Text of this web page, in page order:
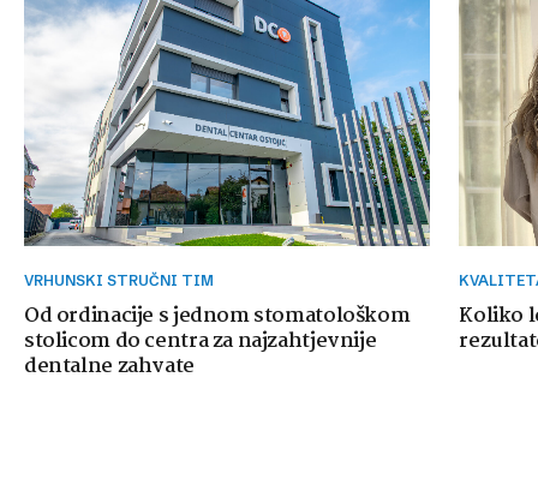
VRHUNSKI STRUČNI TIM
Od ordinacije s jednom stomatološkom
stolicom do centra za najzahtjevnije
dentalne zahvate
Koliko